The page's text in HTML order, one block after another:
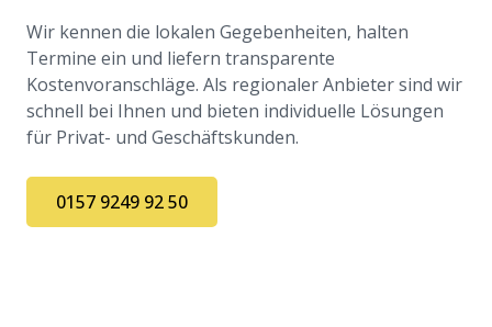
Wir kennen die lokalen Gegebenheiten, halten
Termine ein und liefern transparente
Kostenvoranschläge. Als regionaler Anbieter sind wir
schnell bei Ihnen und bieten individuelle Lösungen
für Privat- und Geschäftskunden.
0157 9249 92 50